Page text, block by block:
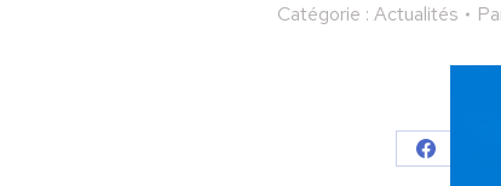
Catégorie : Actualités
Partager